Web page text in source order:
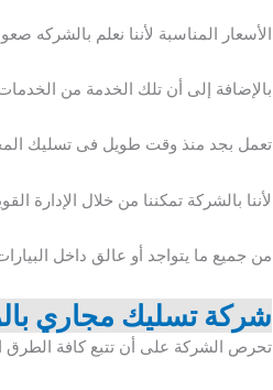
الأسعار المناسبة لأننا نعلم بالشركه
بالإضافة إلى أن تلك الخدمة من
تعمل بجد منذ وقت طويل فى تسليك
لأننا بالشركة تمكننا من خلال الإدارة
من جميع ما يتواجد أو عالق داخل
شركة تسليك مجاري
تحرص الشركة على أن تتبع كافة الطرق